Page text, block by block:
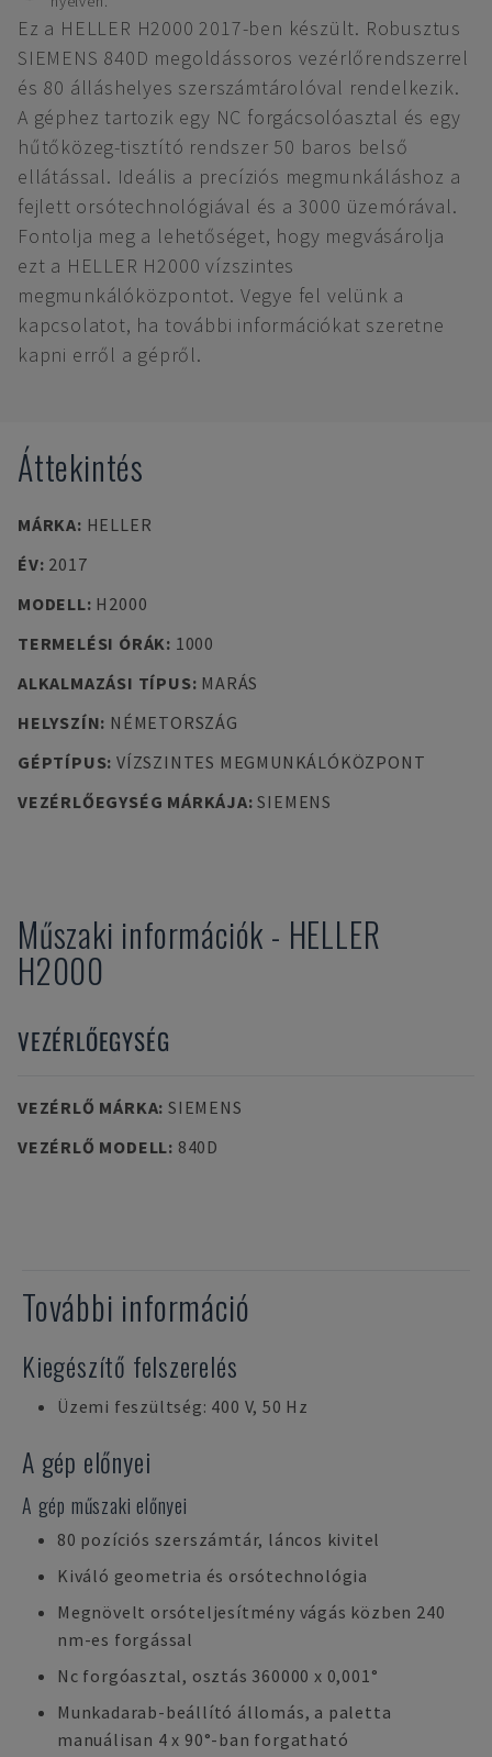
Ez a HELLER H2000 2017-ben készült. Robusztus
SIEMENS 840D megoldássoros vezérlőrendszerrel
és 80 álláshelyes szerszámtárolóval rendelkezik.
A géphez tartozik egy NC forgácsolóasztal és egy
hűtőközeg-tisztító rendszer 50 baros belső
ellátással. Ideális a precíziós megmunkáláshoz a
fejlett orsótechnológiával és a 3000 üzemórával.
Fontolja meg a lehetőséget, hogy megvásárolja
ezt a HELLER H2000 vízszintes
megmunkálóközpontot. Vegye fel velünk a
kapcsolatot, ha további információkat szeretne
kapni erről a gépről.
Áttekintés
MÁRKA: HELLER
ÉV: 2017
MODELL: H2000
TERMELÉSI ÓRÁK: 1000
ALKALMAZÁSI TÍPUS: MARÁS
HELYSZÍN: NÉMETORSZÁG
GÉPTÍPUS: VÍZSZINTES MEGMUNKÁLÓKÖZPONT
VEZÉRLŐEGYSÉG MÁRKÁJA:SIEMENS
Műszaki információk - HELLER
H2000
VEZÉRLŐEGYSÉG
VEZÉRLŐ MÁRKA: SIEMENS
VEZÉRLŐ MODELL: 840D
További információ
Kiegészítő felszerelés
Üzemi feszültség: 400 V, 50 Hz
A gép előnyei
A gép műszaki előnyei
80 pozíciós szerszámtár, láncos kivitel
Kiváló geometria és orsótechnológia
Megnövelt orsóteljesítmény vágás közben 240
nm-es forgással
Nc forgóasztal, osztás 360000 x 0,001°
Munkadarab-beállító állomás, a paletta
manuálisan 4 x 90°-ban forgatható